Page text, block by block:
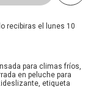
recibiras el lunes 10
para climas fríos,
en peluche para
etiqueta